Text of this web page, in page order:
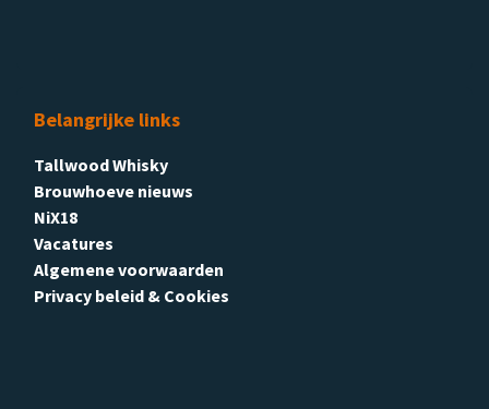
Belangrijke links
Tallwood Whisky
Brouwhoeve nieuws
NiX18
Vacatures
Algemene voorwaarden
Privacy beleid & Cookies